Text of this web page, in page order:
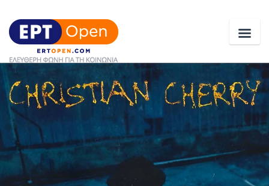
Ειδήσεις
Πολιτική